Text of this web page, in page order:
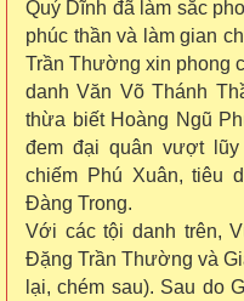
Quý Dĩnh đã làm sắc
phúc thần và làm gian
Trần Thường xin phong
danh Văn Võ Thánh
thừa biết Hoàng Ngũ
đem đại quân vượt
chiếm Phú Xuân, tiêu
Đàng Trong.
Với các tội danh trên,
Đặng Trần Thường và
lại, chém sau). Sau do